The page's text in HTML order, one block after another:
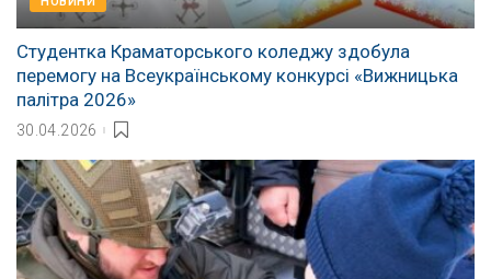
Студентка Краматорського коледжу здобула
перемогу на Всеукраїнському конкурсі «Вижницька
палітра 2026»
30.04.2026